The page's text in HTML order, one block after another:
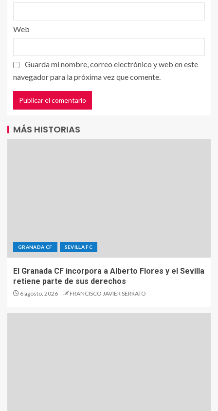
Web
Guarda mi nombre, correo electrónico y web en este
navegador para la próxima vez que comente.
MÁS HISTORIAS
GRANADA CF SEVILLA FC
El Granada CF incorpora a Alberto Flores y el Sevilla
retiene parte de sus derechos
6 agosto, 2026 FRANCISCO JAVIER SERRATO